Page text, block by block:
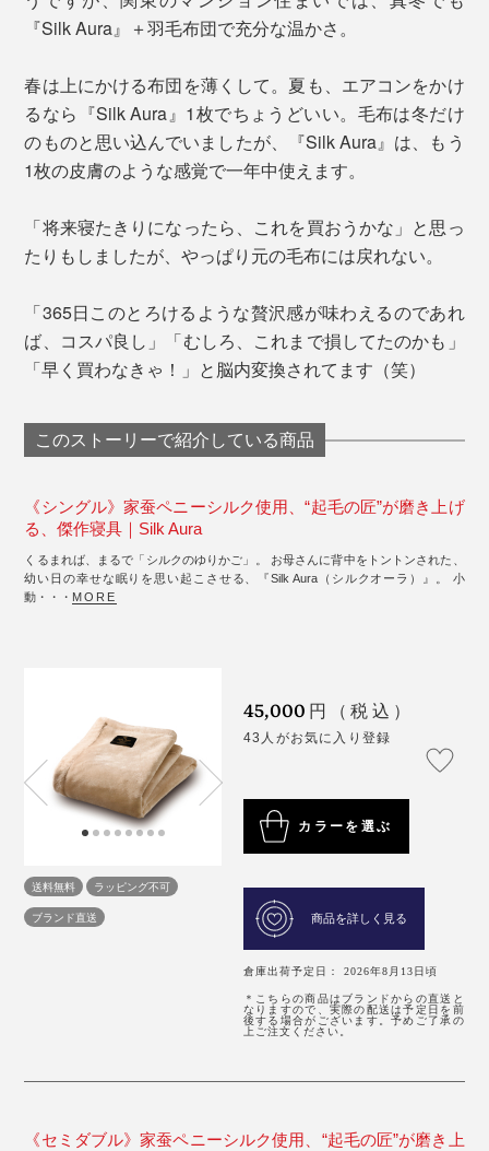
『Silk Aura』＋羽毛布団で充分な温かさ。
春は上にかける布団を薄くして。夏も、エアコンをかけ
るなら『Silk Aura』1枚でちょうどいい。毛布は冬だけ
のものと思い込んでいましたが、『Silk Aura』は、もう
1枚の皮膚のような感覚で一年中使えます。
「将来寝たきりになったら、これを買おうかな」と思っ
たりもしましたが、やっぱり元の毛布には戻れない。
「365日このとろけるような贅沢感が味わえるのであれ
ば、コスパ良し」「むしろ、これまで損してたのかも」
「早く買わなきゃ！」と脳内変換されてます（笑）
このストーリーで紹介している商品
《シングル》家蚕ペニーシルク使用、“起毛の匠”が磨き上げ
る、傑作寝具｜Silk Aura
くるまれば、まるで「シルクのゆりかご」。 お母さんに背中をトントンされた、
幼い日の幸せな眠りを思い起こさせる、『Silk Aura（シルクオーラ）』。 小
動・・・ MORE
送料無料
ラッピング不可
ブランド直送
45,000 円（税込）
43人がお気に入り登録
カラーを選ぶ
商品を詳しく見る
倉庫出荷予定日： 2026年8月13日頃
＊こちらの商品はブランドからの直送と
なりますので、実際の配送は予定日を前
後する場合がございます。予めご了承の
上ご注文ください。
《セミダブル》家蚕ペニーシルク使用、“起毛の匠”が磨き上